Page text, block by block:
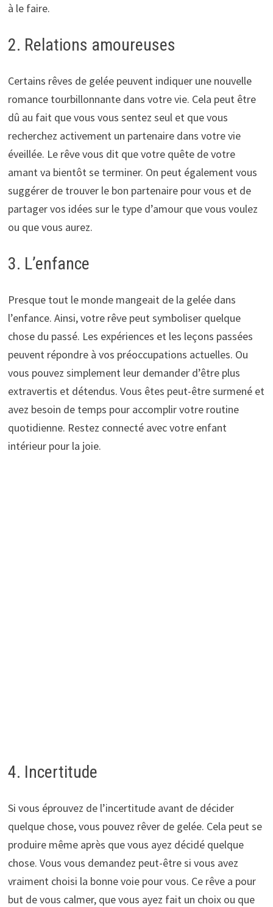
à le faire.
2. Relations amoureuses
Certains rêves de gelée peuvent indiquer une nouvelle
romance tourbillonnante dans votre vie. Cela peut être
dû au fait que vous vous sentez seul et que vous
recherchez activement un partenaire dans votre vie
éveillée. Le rêve vous dit que votre quête de votre
amant va bientôt se terminer. On peut également vous
suggérer de trouver le bon partenaire pour vous et de
partager vos idées sur le type d’amour que vous voulez
ou que vous aurez.
3. L’enfance
Presque tout le monde mangeait de la gelée dans
l’enfance. Ainsi, votre rêve peut symboliser quelque
chose du passé. Les expériences et les leçons passées
peuvent répondre à vos préoccupations actuelles. Ou
vous pouvez simplement leur demander d’être plus
extravertis et détendus. Vous êtes peut-être surmené et
avez besoin de temps pour accomplir votre routine
quotidienne. Restez connecté avec votre enfant
intérieur pour la joie.
4. Incertitude
Si vous éprouvez de l’incertitude avant de décider
quelque chose, vous pouvez rêver de gelée. Cela peut se
produire même après que vous ayez décidé quelque
chose. Vous vous demandez peut-être si vous avez
vraiment choisi la bonne voie pour vous. Ce rêve a pour
but de vous calmer, que vous ayez fait un choix ou que